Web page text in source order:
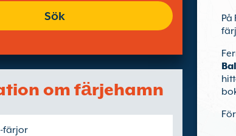
Sök
om fӓrjehamn
färjor
På